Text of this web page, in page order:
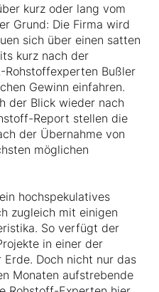
kurz oder lang vom
Grund: Die Firma wird
sich über einen satten
kurz nach der
Rohstoffexperten Bußler
Gewinn einfahren.
der Blick wieder nach
Report stellen die
der Übernahme von
möglichen
hochspekulatives
zugleich mit einigen
So verfügt der
in einer der
Doch nicht nur das
Monaten aufstrebende